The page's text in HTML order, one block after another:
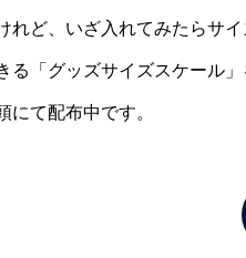
れど、いざ入れてみたらサ
る「グッズサイズスケール
にて配布中です。